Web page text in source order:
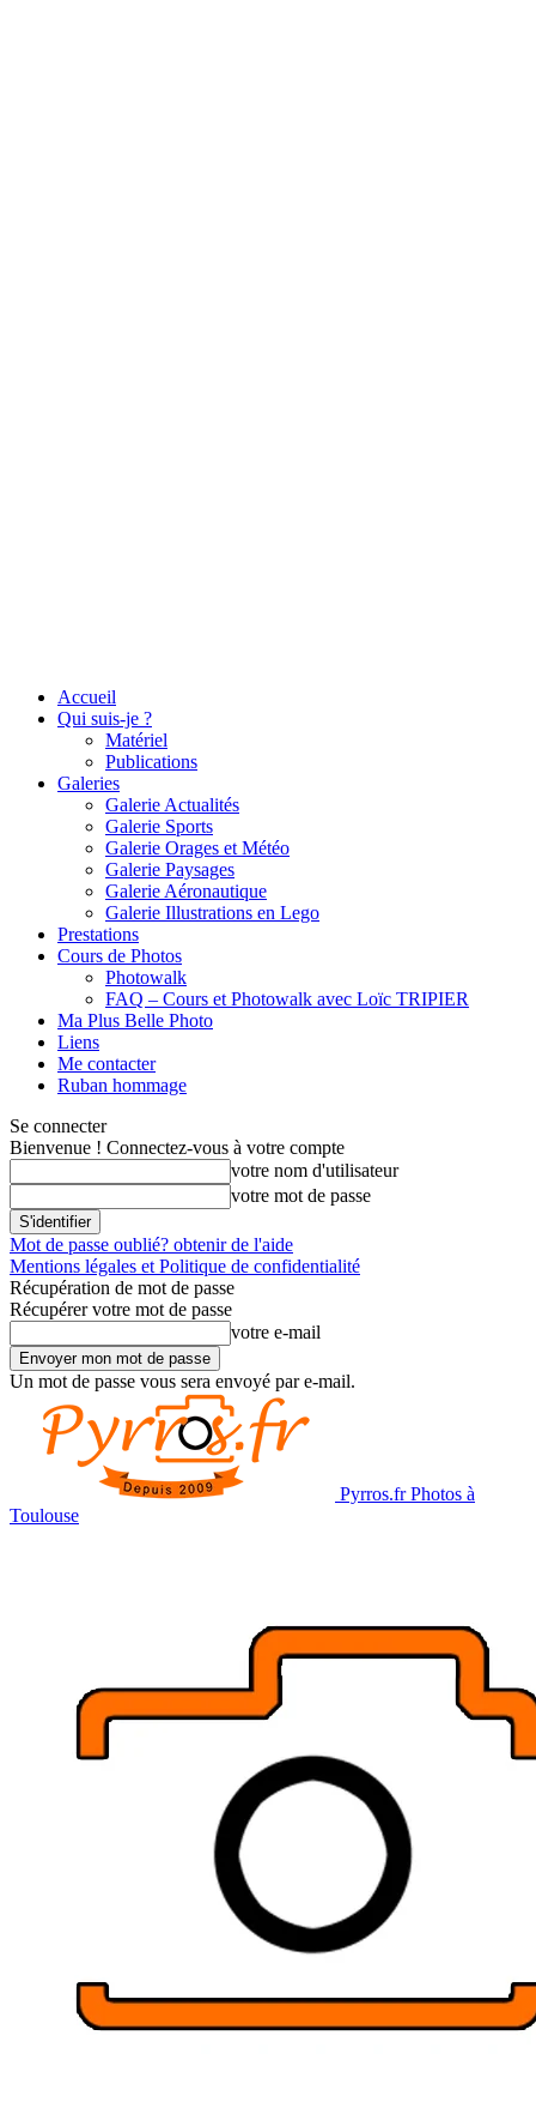
Accueil
Qui suis-je ?
Matériel
Publications
Galeries
Galerie Actualités
Galerie Sports
Galerie Orages et Météo
Galerie Paysages
Galerie Aéronautique
Galerie Illustrations en Lego
Prestations
Cours de Photos
Photowalk
FAQ – Cours et Photowalk avec Loïc TRIPIER
Ma Plus Belle Photo
Liens
Me contacter
Ruban hommage
Se connecter
Bienvenue ! Connectez-vous à votre compte
votre nom d'utilisateur
votre mot de passe
Mot de passe oublié? obtenir de l'aide
Mentions légales et Politique de confidentialité
Récupération de mot de passe
Récupérer votre mot de passe
votre e-mail
Un mot de passe vous sera envoyé par e-mail.
Pyrros.fr Photos à
Toulouse